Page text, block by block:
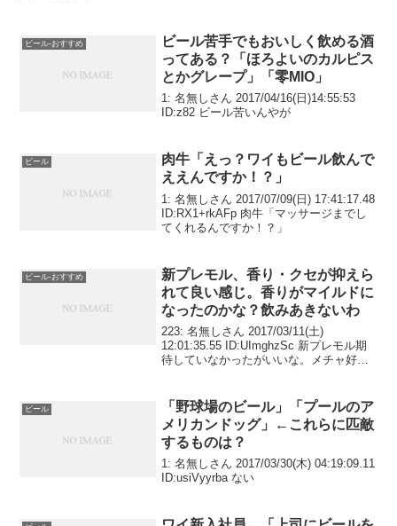
ビール-おすすめ
ビール苦手でもおいしく飲める酒
ってある？「ほろよいのカルピス
とかグレープ」「零MIO」
1: 名無しさん 2017/04/16(日)14:55:53
ID:z82 ビール苦いんやが
ビール
肉牛「えっ？ワイもビール飲んで
ええんですか！？」
1: 名無しさん 2017/07/09(日) 17:41:17.48
ID:RX1+rkAFp 肉牛「マッサージまでし
てくれるんですか！？」
ビール-おすすめ
新プレモル、香り・クセが抑えら
れて良い感じ。香りがマイルドに
なったのかな？飲みあきないわ
223: 名無しさん 2017/03/11(土)
12:01:35.55 ID:UImghzSc 新プレモル期
待していなかったがいいな。メチャ好み
てたくさん飲めそうかな...
ビール
「野球場のビール」「プールのア
メリカンドッグ」←これらに匹敵
するものは？
1: 名無しさん 2017/03/30(木) 04:19:09.11
ID:usiVyyrba ない